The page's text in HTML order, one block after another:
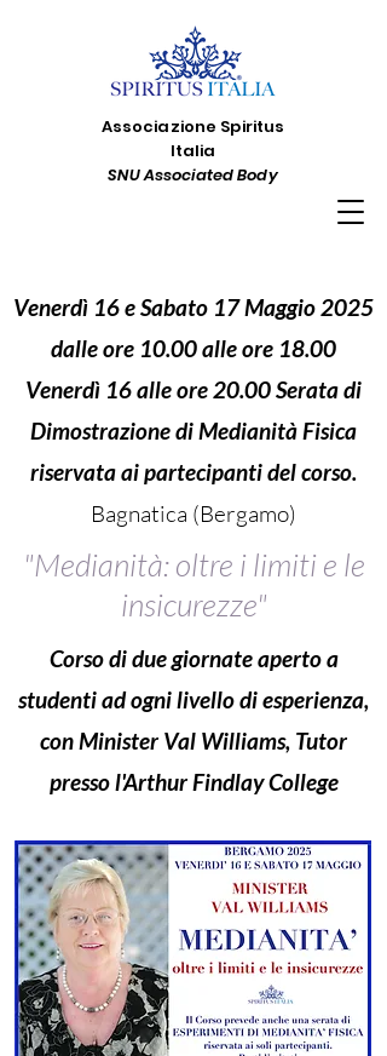
Associazione Spiritus
Italia
SNU Associated Body
Venerdì 16 e Sabato 17 Maggio 2025
dalle ore 10.00 alle ore 18.00
Venerdì 16 alle ore 20.00 Serata di
Dimostrazione di Medianità Fisica
riservata ai partecipanti del corso.
Bagnatica (Bergamo)
"Medianità: oltre i limiti e le
insicurezze"
Corso di due giornate aperto a
studenti ad ogni livello di esperienza,
con Minister Val Williams, Tutor
presso l'Arthur Findlay College